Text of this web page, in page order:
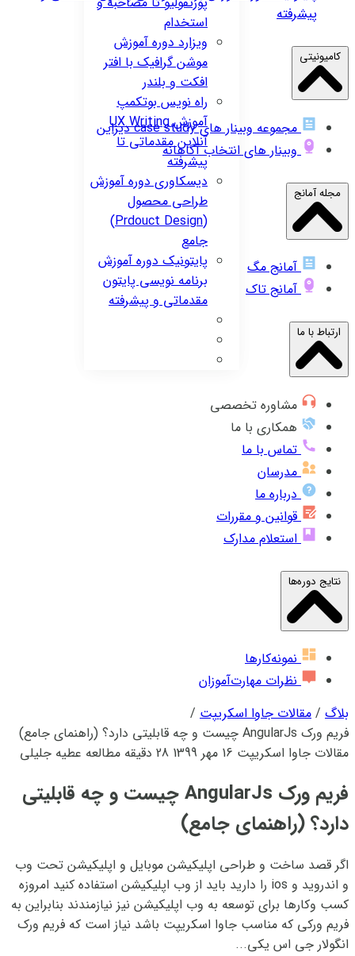
استخدام
ویزارددوره آموزش
موشن گرافیک با افتر
افکت و بلندر
راه نویسبوتکمپ
آموزش UX Writing
آنلاین مقدماتی تا
پیشرفته
دیسکاوریدوره آموزش
طراحی محصول
(Prdouct Design)
جامع
پایتونیکدوره آموزش
برنامه نویسی پایتون
مقدماتی و پیشرفته
پیشرفته
کامیونیتی
مجموعه وبینار های case study دیزاین
وبینار های انتخاب آگاهانه
مجله آمانج
آمانج مگ
آمانج تاک
ارتباط با ما
مشاوره تخصصی
همکاری با ما
تماس با ما
مدرسان
درباره ما
قوانین و مقررات
استعلام مدارک
نتایج دوره‌ها
نمونه‌کارها
نظرات مهارت‌آموزان
بلاگ / مقالات جاوا اسکریپت /
فریم ورک AngularJs چیست و چه قابلیتی دارد؟ (راهنمای جامع)
مقالات جاوا اسکریپت 16 مهر 1399 28 دقیقه مطالعه عطیه جلیلی
فریم ورک AngularJs چیست و چه قابلیتی
دارد؟ (راهنمای جامع)
اگر قصد ساخت و طراحی اپلیکیشن موبایل و اپلیکیشن تحت وب
و اندروید و ios را دارید باید از وب اپلیکیشن استفاده کنید امروزه
کسب وکارها برای توسعه به وب اپلیکیشن نیز نیازمندند بنابراین به
فریم ورکی که مناسب جاوا اسکریپت باشد نیاز است که فریم ورک
انگولار جی اس یکی...